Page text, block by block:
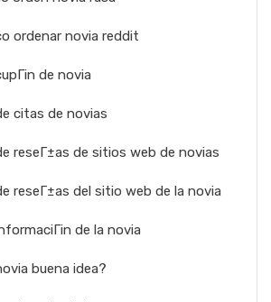
ordenar novia reddit
de novia
citas de novias
reseГ±as de sitios web de novias
reseГ±as del sitio web de la novia
de la novia
buena idea?